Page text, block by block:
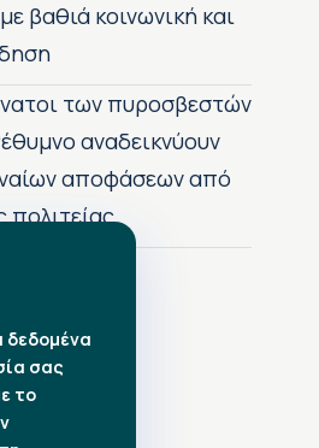
βαθιά κοινωνική και
των πυροσβεστών
αναδεικνύουν
αποφάσεων από
πολιτείας
δεδομένα
σας
το